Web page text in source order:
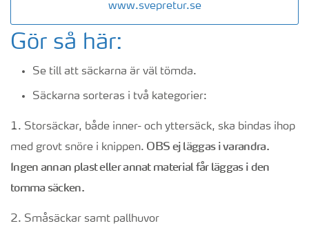
www.svepretur.se
Gör så här:
Se till att säckarna är väl tömda.
Säckarna sorteras i två kategorier:
1. Storsäckar, både inner- och yttersäck, ska bindas ihop
med grovt snöre i knippen. OBS ej läggas i varandra.
Ingen annan plast eller annat material får läggas i den
tomma säcken.
2. Småsäckar samt pallhuvor